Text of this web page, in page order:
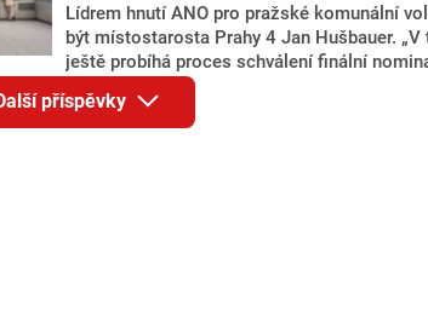
Lídrem hnutí ANO pro pražské komunální
být místostarosta Prahy 4 Jan Hušbauer.
ještě probíhá proces schválení finální
Jana Hušbauera Výborem hnutí ANO,“ uvedl
redakci místopředseda pražského ANO Martin
Benkovič. O Hušbauerovi se spekulovalo
příspěvky